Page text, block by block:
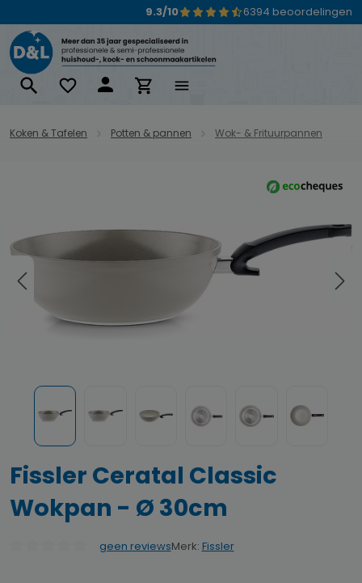
9.3/10 6394 beoordelingen
Koken & Tafelen Potten & pannen Wok- & Frituurpannen
Fissler Ceratal Classic
Wokpan - Ø 30cm
geen reviewsMerk: Fissler